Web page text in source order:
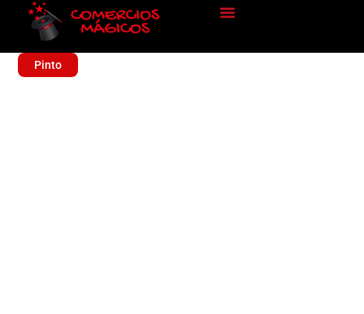
Pinto